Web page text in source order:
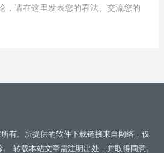
，请在这里发表您的看法、交流您的
有。所提供的软件下载链接来自网络，仅
转载本站文章需注明出处，并取得同意。